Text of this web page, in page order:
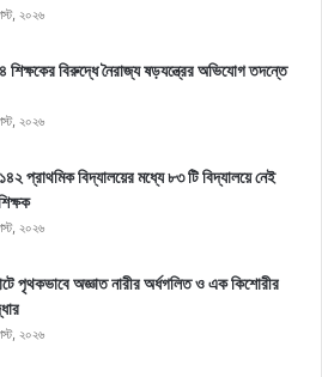
২০২৬
শিক্ষকের বিরুদ্ধে নৈরাজ্য ষড়যন্ত্রের অভিযোগ তদন্তে
২০২৬
প্রাথমিক বিদ্যালয়ের মধ্যে ৮৩ টি বিদ্যালয়ে নেই
২০২৬
পৃথকভাবে অজ্ঞাত নারীর অর্ধগলিত ও এক কিশোরীর
২০২৬